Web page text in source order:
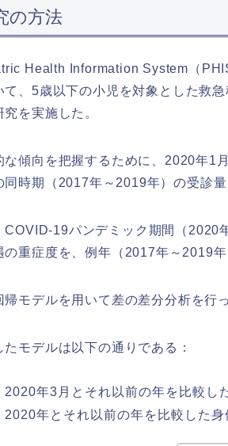
の方法
Health Information System（
て、5歳以下の小児を対象とした救
究を実施した。
な傾向を把握するために、2020年1
同時期（2017年～2019年）の受診量
COVID-19パンデミック期間（2020
の重症度を、例年（2017年～2019
帰モデルを用いて差の差分分析を行っ
たモデルは以下の通りである：
2020年3月とそれ以前の年を比較し
2020年とそれ以前の年を比較した